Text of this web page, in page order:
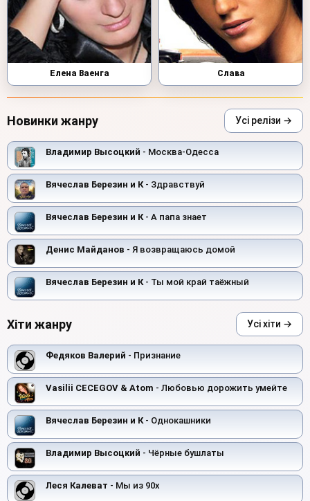
Елена Ваенга Слава
Новинки жанру Усі релізи →
Владимир Высоцкий - Москва-Одесса
Вячеслав Березин и К- Здравствуй
Вячеслав Березин и К- А папа знает
Денис Майданов - Я возвращаюсь домой
Вячеслав Березин и К- Ты мой край таёжный
Хіти жанру Усі хіти →
Федяков Валерий - Признание
Vasilii CECEGOV & Atom - Любовью дорожить умейте
Вячеслав Березин и К- Однокашники
Владимир Высоцкий - Чёрные бушлаты
Леся Калеват - Мы из 90х